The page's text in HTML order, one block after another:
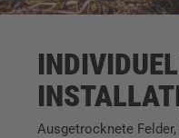
Ausgetrocknete